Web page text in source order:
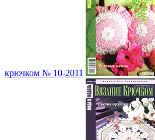
крючком № 10-2011